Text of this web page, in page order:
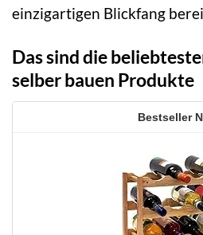
einzigartigen Blickfang
Das sind die
selber bauen Produkte